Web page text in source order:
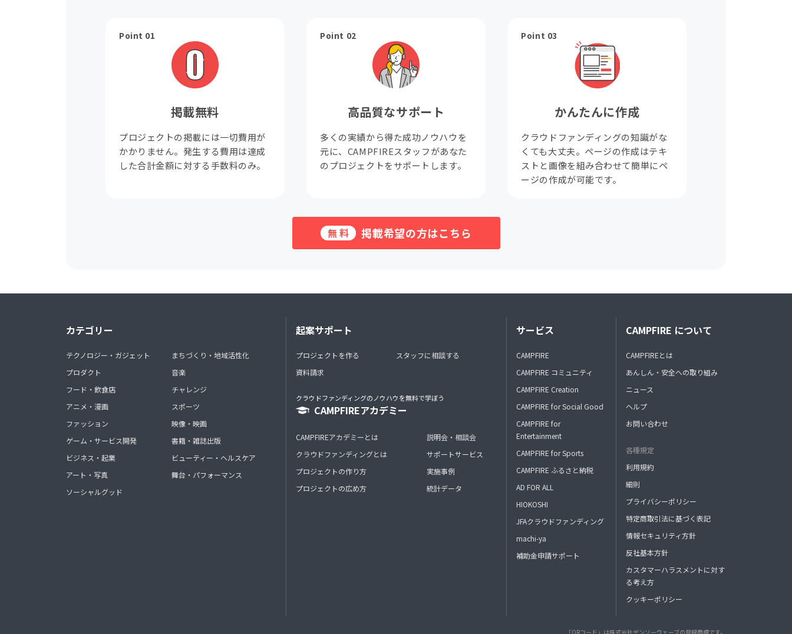
Point 01
掲載無料
プロジェクトの掲載には一切費用が
かかりません。発生する費用は達成
した合計金額に対する手数料のみ。
Point 02
高品質なサポート
多くの実績から得た成功ノウハウを
元に、CAMPFIREスタッフがあなた
のプロジェクトをサポートします。
Point 03
かんたんに作成
クラウドファンディングの知識がな
くても大丈夫。ページの作成はテキ
ストと画像を組み合わせて簡単にペ
ージの作成が可能です。
無料 掲載希望の方はこちら
カテゴリー
テクノロジー・ガジェット
プロダクト
フード・飲食店
アニメ・漫画
ファッション
ゲーム・サービス開発
ビジネス・起業
アート・写真
ソーシャルグッド
まちづくり・地域活性化
音楽
チャレンジ
スポーツ
映像・映画
書籍・雑誌出版
ビューティー・ヘルスケア
舞台・パフォーマンス
起案サポート
プロジェクトを作る
資料請求
スタッフに相談する
クラウドファンディングのノウハウを無料で学ぼう
CAMPFIREアカデミー
CAMPFIREアカデミーとは
クラウドファンディングとは
プロジェクトの作り方
プロジェクトの広め方
説明会・相談会
サポートサービス
実施事例
統計データ
サービス
CAMPFIRE
CAMPFIRE コミュニティ
CAMPFIRE Creation
CAMPFIRE for Social Good
CAMPFIRE for
Entertainment
CAMPFIRE for Sports
CAMPFIRE ふるさと納税
AD FOR ALL
HIOKOSHI
JFAクラウドファンディング
machi-ya
補助金申請サポート
CAMPFIRE について
CAMPFIREとは
あんしん・安全への取り組み
ニュース
ヘルプ
お問い合わせ
各種規定
利用規約
細則
プライバシーポリシー
特定商取引法に基づく表記
情報セキュリティ方針
反社基本方針
カスタマーハラスメントに対す
る考え方
クッキーポリシー
「QRコード」は株式会社デンソーウェーブの登録商標です。